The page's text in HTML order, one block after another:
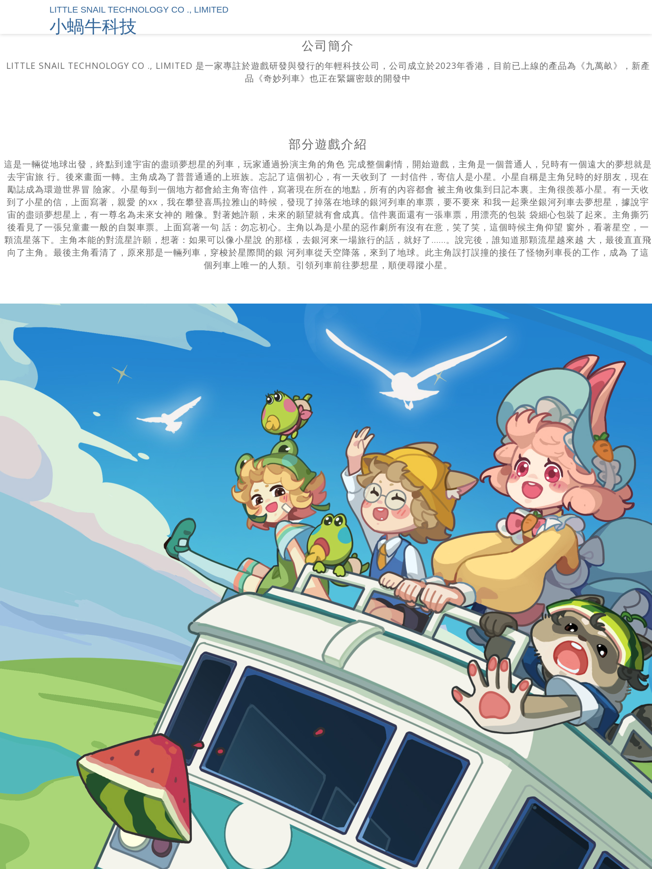
LITTLE SNAIL TECHNOLOGY CO ., LIMITED
小蝸牛科技
公司簡介
LITTLE SNAIL TECHNOLOGY CO ., LIMITED 是一家專註於遊戲研發與發行的年輕科技公司，公司成立於2023年香港，目前已上線的產品為《九萬畝》，新產
品《奇妙列車》也正在緊鑼密鼓的開發中
部分遊戲介紹
這是一輛從地球出發，終點到達宇宙的盡頭夢想星的列車，玩家通過扮演主角的角色 完成整個劇情，開始遊戲，主角是一個普通人，兒時有一個遠大的夢想就是
去宇宙旅 行。後來畫面一轉。主角成為了普普通通的上班族。忘記了這個初心，有一天收到了 一封信件，寄信人是小星。小星自稱是主角兒時的好朋友，現在
勵誌成為環遊世界冒 險家。小星每到一個地方都會給主角寄信件，寫著現在所在的地點，所有的內容都會 被主角收集到日記本裏。主角很羨慕小星。有一天收
到了小星的信，上面寫著，親愛 的xx，我在攀登喜馬拉雅山的時候，發現了掉落在地球的銀河列車的車票，要不要來 和我一起乘坐銀河列車去夢想星，據說宇
宙的盡頭夢想星上，有一尊名為未來女神的 雕像。對著她許願，未來的願望就有會成真。信件裏面還有一張車票，用漂亮的包裝 袋細心包裝了起來。主角撕䇖
後看見了一張兒童畫一般的自製車票。上面寫著一句 話：勿忘初心。主角以為是小星的惡作劇所有沒有在意，笑了笑，這個時候主角仰望 窗外，看著星空，一
顆流星落下。主角本能的對流星許願，想著：如果可以像小星說 的那樣，去銀河來一場旅行的話，就好了……。說完後，誰知道那顆流星越來越 大，最後直直飛
向了主角。最後主角看清了，原來那是一輛列車，穿梭於星際間的銀 河列車從天空降落，來到了地球。此主角誤打誤撞的接任了怪物列車長的工作，成為 了這
個列車上唯一的人類。引領列車前往夢想星，順便尋蹤小星。